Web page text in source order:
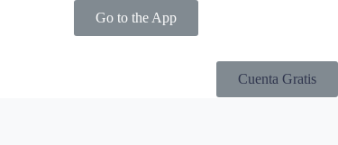
Go to the App
Cuenta Gratis